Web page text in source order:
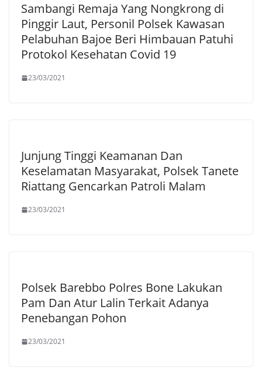
Sambangi Remaja Yang Nongkrong di
Pinggir Laut, Personil Polsek Kawasan
Pelabuhan Bajoe Beri Himbauan Patuhi
Protokol Kesehatan Covid 19
23/03/2021
Junjung Tinggi Keamanan Dan
Keselamatan Masyarakat, Polsek Tanete
Riattang Gencarkan Patroli Malam
23/03/2021
Polsek Barebbo Polres Bone Lakukan
Pam Dan Atur Lalin Terkait Adanya
Penebangan Pohon
23/03/2021